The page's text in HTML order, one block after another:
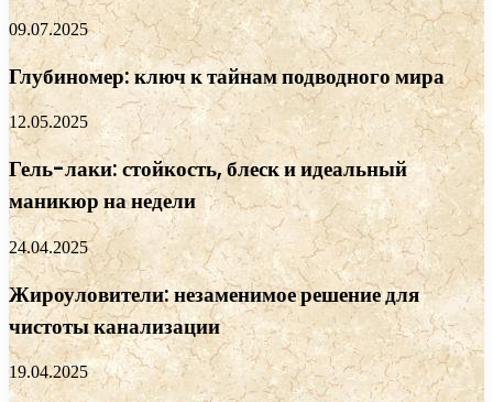
09.07.2025
Глубиномер: ключ к тайнам подводного мира
12.05.2025
Гель-лаки: стойкость, блеск и идеальный
маникюр на недели
24.04.2025
Жироуловители: незаменимое решение для
чистоты канализации
19.04.2025